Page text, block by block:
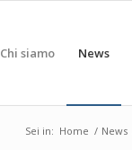
Chi siamo News
Sei in: Home / News